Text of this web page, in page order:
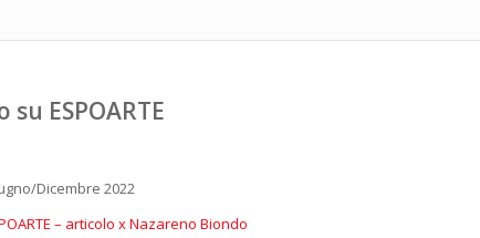
ESPOARTE
Dicembre 2022
– articolo x Nazareno Biondo